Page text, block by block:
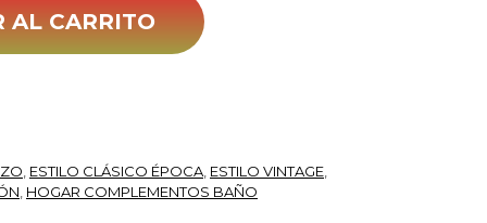
AL CARRITO
ESTILO CLÁSICO ÉPOCA ESTILO VINTAGE
HOGAR COMPLEMENTOS BAÑO